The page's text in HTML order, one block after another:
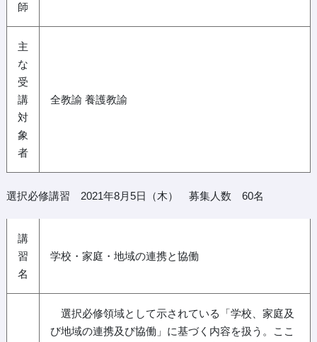
師
主
な
受
講
対
象
者
全教諭 養護教諭
選択必修講習 2021年8月5日（木） 募集人数 60名
講
習
名
学校・家庭・地域の連携と協働
選択必修領域として示されている「学校、家庭及
び地域の連携及び協働」に基づく内容を扱う。ここ